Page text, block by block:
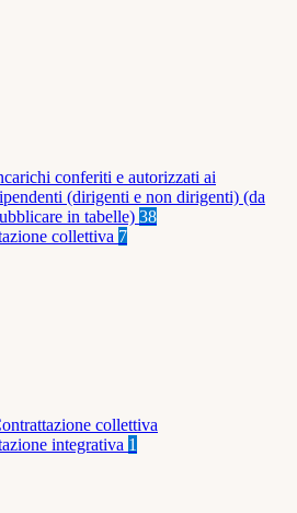
conferiti e autorizzati ai
(dirigenti e non dirigenti) (da
in tabelle) 38
collettiva 7
collettiva
integrativa 1